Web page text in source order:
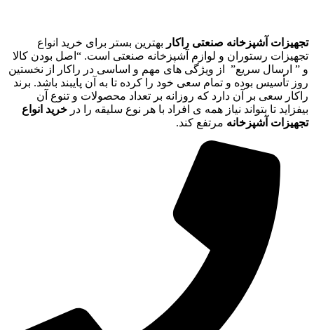
تجهیزات آشپزخانه صنعتی راکار بهترین بستر برای خرید انواع
تجهیزات رستوران و لوازم آشپزخانه صنعتی است. “اصل بودن کالا
و ” ارسال سریع” از ویژگی های مهم و اساسی در راکار از نخستین
روز تأسیس بوده و تمام سعی خود را کرده تا به آن پایبند باشد. برند
راکار سعی بر آن دارد که روزانه بر تعداد محصولات و تنوع آن
بیفزاید تا بتواند نیاز همه ی افراد با هر نوع سلیقه را در خرید انواع
تجهیزات آشپزخانه مرتفع کند.